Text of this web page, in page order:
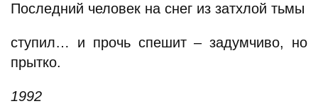
Последний человек на снег из затхлой тьмы
ступил… и прочь спешит – задумчиво, но
прытко.
1992